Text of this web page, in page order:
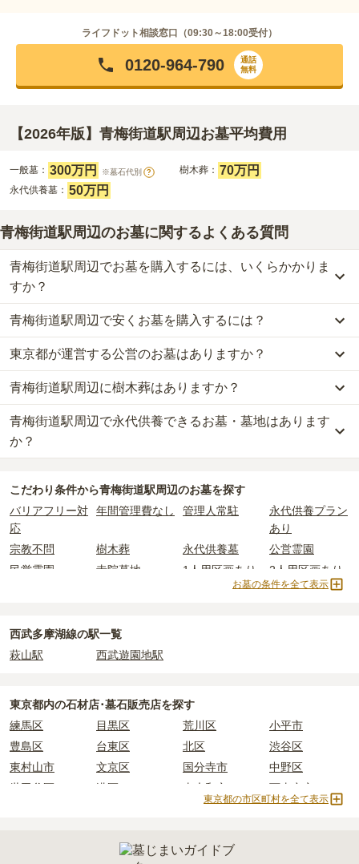
ライフドット相談窓口（09:30～18:00受付）
0120-964-790
通話
無料
【2026年版】青梅街道駅周辺お墓平均費用
一般墓： 300万円 ※墓石代別 ? 樹木葬： 70万円
永代供養墓： 50万円
青梅街道駅周辺のお墓に関するよくある質問
青梅街道駅周辺でお墓を購入するには、いくらかかりま
すか？
青梅街道駅周辺での購入費用の目安は、一般墓が約467万円、樹木
葬が約70万円、永代供養墓が約50万円です。
一般墓を建てる場合は、「永代使用料（土地代）」と「墓石代」の
2つが主な費用となります。
青梅街道駅周辺の一般墓の永代使用料の平均は
で、墓石代
さ・素材によって変わります。
樹木葬・納骨堂・永代供養墓は、基本的に墓石代がかからず、永代
なお、お墓によっては以下の費用が別途かかる場合があります。
・開眼法要の費用：お墓を新しく建てた際に行う儀式のための費
用。僧侶に渡すお布施がかかります。
・納骨式の費用
：お墓に遺骨を納める儀式のための費用。僧侶に渡
すお布施、会食などの費用がかかります。
：お墓の管理費。契約後、毎年発生するケースがあり
正確な費用は、区画や石材の選び方によって大きく変わるため、見
積もりを取るまで確定しません。
現地への見学が難しい場合は、資料請求でも各霊園の詳しい料金案
内を取り寄せることができます。
青梅街道駅周辺で安くお墓を購入するには？
青梅街道駅周辺で一番安価なお墓は、小平ふれあいパーク
樹木葬
で、50万円からお求めいただけます。
一般的に最も費用を抑えられるのは、他の方のご遺骨と一緒に埋葬
する「合祀墓（ごうしぼ）」と呼ばれるタイプです。個別のお墓に
比べて省スペースで管理の手間がかからないため、費用が安く設定
されています。
価格の目安は、1名あたり5万円〜30万円程度です。
青梅街道駅周辺 で安価なお墓を探したい場合は、
び替えてお墓を探すのがおすすめです。
東京都が運営する公営のお墓はありますか？
青梅街道駅周辺には、東京都が運営する公営の霊園が
す。
都立 小平霊園がそれにあたります。
公営霊園は民営の霊園と異なり、契約にあたって応募資格が設けら
主な条件として、遺骨がすでにある、該当の市区町村に一定年数以
上住んでいるなどが挙げられます。
条件を満たさない場合は、申し込み自体ができないことも多いた
め、事前の確認が重要です。
契約条件の詳細は、各霊園のページをご確認いただくか、資料請求
青梅街道駅周辺に樹木葬はありますか？
青梅街道駅周辺には、2件の樹木葬があります。
詳しくは、
青梅街道駅周辺で永代供養できるお墓・墓地はあります
か？
詳しくは、青梅街道駅周辺の永代供養の一覧をご覧ください。
こだわり条件から青梅街道駅周辺のお墓を探す
バリアフリー対
応
年間管理費なし 管理人常駐
永代供養プラン
あり
宗教不問
樹木葬 永代供養墓
公営霊園
民営霊園
寺院墓地 1人用区画あり 2人用区画あり
お墓の条件を全て表示
西武多摩湖線の駅一覧
萩山駅
西武遊園地駅
東京都内の石材店･墓石販売店を探す
練馬区
目黒区 荒川区
小平市
豊島区
台東区 北区
渋谷区
東村山市
文京区 国分寺市
中野区
世田谷区
港区 東大和市
西東京市
町田市 府中市
東京都の市区町村を全て表示